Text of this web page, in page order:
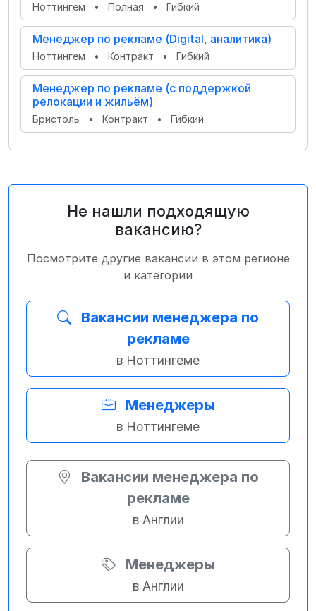
Ноттингем • Полная • Гибкий
Менеджер по рекламе (Digital, аналитика)
Ноттингем • Контракт • Гибкий
Менеджер по рекламе (с поддержкой
релокации и жильём)
Бристоль • Контракт • Гибкий
Не нашли подходящую
вакансию?
Посмотрите другие вакансии в этом регионе
и категории
Вакансии менеджера по
рекламе
в Ноттингеме
Менеджеры
в Ноттингеме
Вакансии менеджера по
рекламе
в Англии
Менеджеры
в Англии